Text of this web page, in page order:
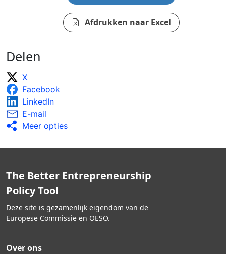
Afdrukken naar Excel
Delen
X
Facebook
LinkedIn
E-mail
Meer opties
The Better Entrepreneurship
Policy Tool
Deze site is gezamenlijk eigendom van de
Europese Commissie en OESO.
Over ons